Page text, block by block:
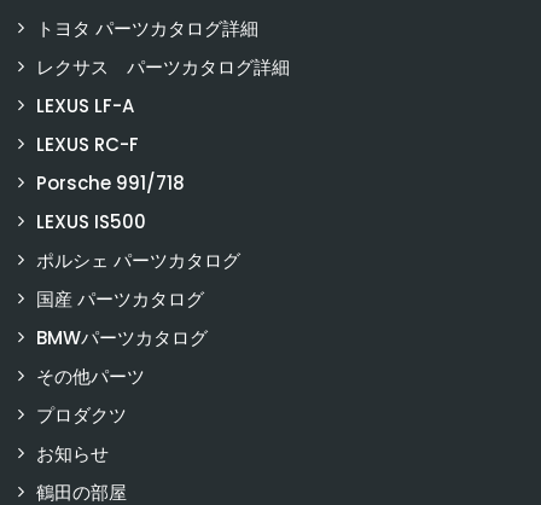
トヨタ パーツカタログ詳細
レクサス パーツカタログ詳細
LEXUS LF-A
LEXUS RC-F
Porsche 991/718
LEXUS IS500
ポルシェ パーツカタログ
国産 パーツカタログ
BMWパーツカタログ
その他パーツ
プロダクツ
お知らせ
鶴田の部屋